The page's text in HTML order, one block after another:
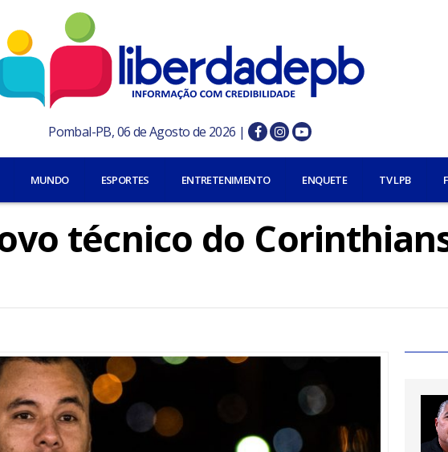
Pombal-PB, 06 de Agosto de 2026 |
MUNDO ESPORTES ENTRETENIMENTO ENQUETE TV LPB
técnico do